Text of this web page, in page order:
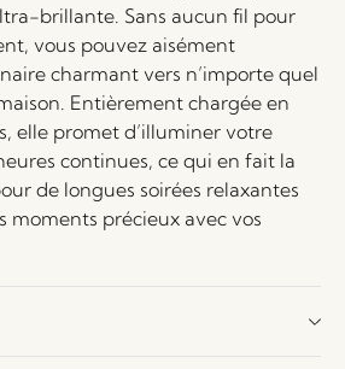
brillante. Sans aucun fil pour
vous pouvez aisément
charmant vers n’importe quel
Entièrement chargée en
elle promet d’illuminer votre
continues, ce qui en fait la
de longues soirées relaxantes
moments précieux avec vos